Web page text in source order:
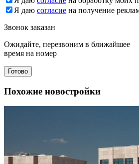
Я даю согласие на получение
Звонок заказан
Ожидайте, перезвоним в ближайшее
время на номер
Готово
Похожие новостройки